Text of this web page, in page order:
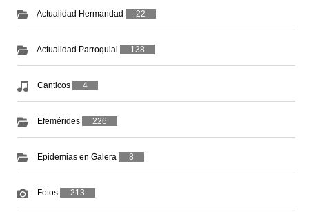
Actualidad Hermandad 22
Actualidad Parroquial 138
Canticos 4
Efemérides 226
Epidemias en Galera 8
Fotos 213